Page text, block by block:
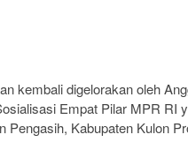
kembali digelorakan oleh
Empat Pilar MPR RI
Pengasih, Kabupaten Kulon